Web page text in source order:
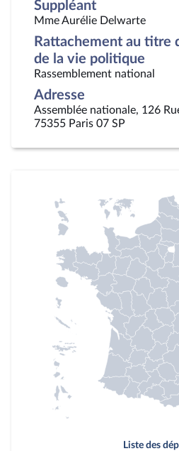
Suppléant
Mme Aurélie Delwarte
Rattachement au titre
de la vie politique
Rassemblement national
Adresse
Assemblée nationale, 126
75355 Paris 07 SP
Liste des